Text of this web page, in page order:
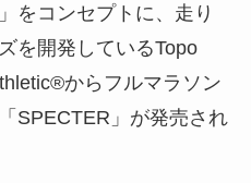
をコンセプトに、走り
を開発しているTopo
からフルマラソン
SPECTER」が発売され